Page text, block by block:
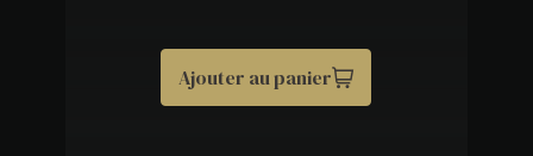
Ajouter au panier